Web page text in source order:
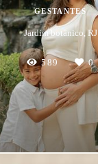
GESTANTES
Jardim botânico, RJ
589 0